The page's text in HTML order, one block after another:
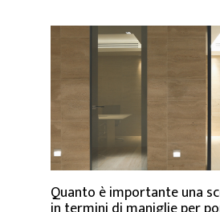
Quanto è importante una